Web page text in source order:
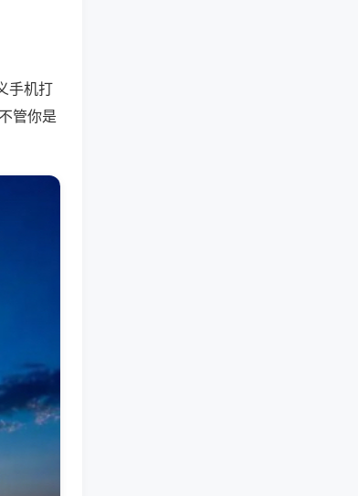
手机打
管你是